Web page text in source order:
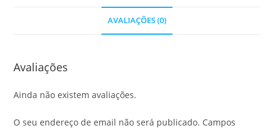
AVALIAÇÕES (0)
Avaliações
Ainda não existem avaliações.
O seu endereço de email não será publicado. Campos